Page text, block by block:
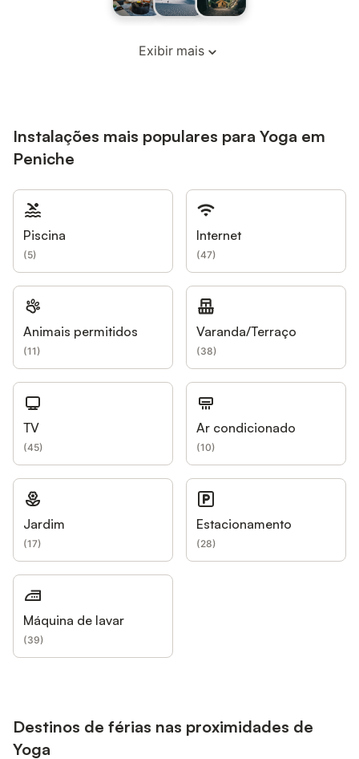
Exibir mais
Instalações mais populares para Yoga em
Peniche
Piscina
(5)
Internet
(47)
Animais permitidos
(11)
Varanda/Terraço
(38)
TV
(45)
Ar condicionado
(10)
Jardim
(17)
Estacionamento
(28)
Máquina de lavar
(39)
Destinos de férias nas proximidades de
Yoga